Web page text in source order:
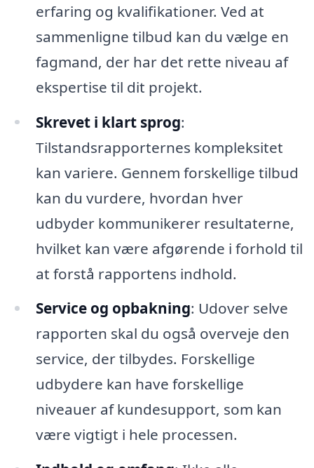
erfaring og kvalifikationer. Ved at
sammenligne tilbud kan du vælge en
fagmand, der har det rette niveau af
ekspertise til dit projekt.
Skrevet i klart sprog:
Tilstandsrapporternes kompleksitet
kan variere. Gennem forskellige tilbud
kan du vurdere, hvordan hver
udbyder kommunikerer resultaterne,
hvilket kan være afgørende i forhold til
at forstå rapportens indhold.
Service og opbakning: Udover selve
rapporten skal du også overveje den
service, der tilbydes. Forskellige
udbydere kan have forskellige
niveauer af kundesupport, som kan
være vigtigt i hele processen.